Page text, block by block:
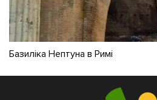
Базиліка Нептуна в Римі